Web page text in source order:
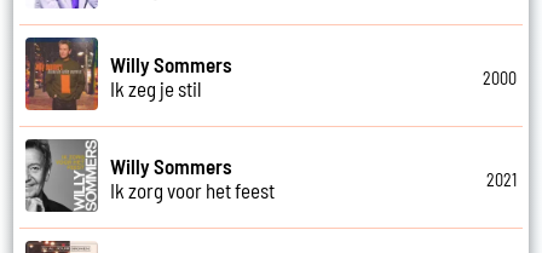
Willy Sommers
Ik zeg je stil
2000
Willy Sommers
Ik zorg voor het feest
2021